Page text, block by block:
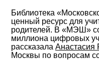
Библиотека
ценный ресурс для
родителей. В «МЭШ»
миллиона цифровых
рассказала Анастасия
Москвы по вопросам